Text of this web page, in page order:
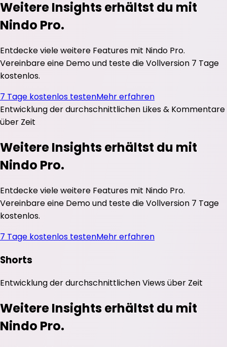
Weitere Insights erhältst du mit
Nindo Pro.
Entdecke viele weitere Features mit Nindo Pro.
Vereinbare eine Demo und teste die Vollversion 7 Tage
kostenlos.
7 Tage kostenlos testenMehr erfahren
Entwicklung der durchschnittlichen Likes& Kommentare
über Zeit
Weitere Insights erhältst du mit
Nindo Pro.
Entdecke viele weitere Features mit Nindo Pro.
Vereinbare eine Demo und teste die Vollversion 7 Tage
kostenlos.
7 Tage kostenlos testenMehr erfahren
Shorts
Entwicklung der durchschnittlichenViewsüber Zeit
Weitere Insights erhältst du mit
Nindo Pro.